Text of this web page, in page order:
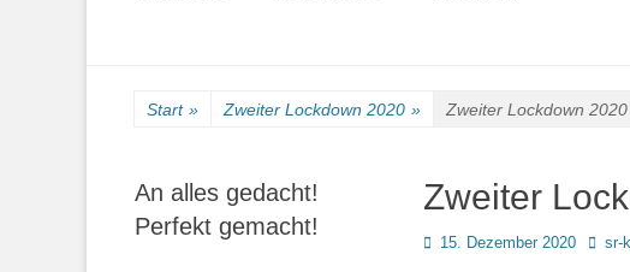
Start » Zweiter Lockdown 2020 » Zweiter Lockdown 2020
Zweiter
Posted
15. Dezember 2020 Autor
sr-
An alles gedacht!
Perfekt gemacht!